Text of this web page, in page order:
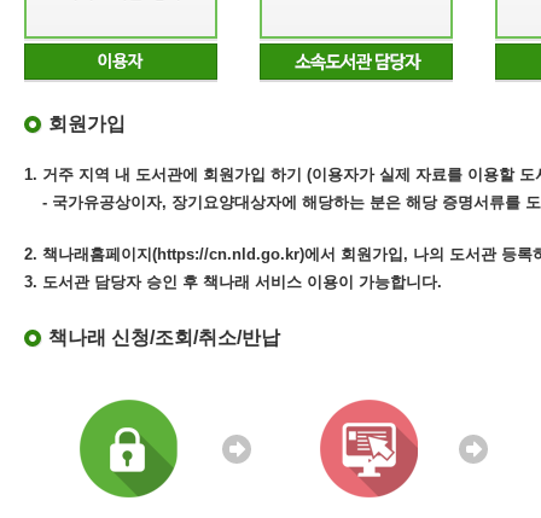
회원가입
1. 거주 지역 내 도서관에 회원가입 하기 (이용자가 실제 자료를 이용할 도
- 국가유공상이자, 장기요양대상자에 해당하는 분은 해당 증명서류를
2. 책나래홈페이지(https://cn.nld.go.kr)에서 회원가입, 나의 도서관 등록
3. 도서관 담당자 승인 후 책나래 서비스 이용이 가능합니다.
책나래 신청/조회/취소/반납